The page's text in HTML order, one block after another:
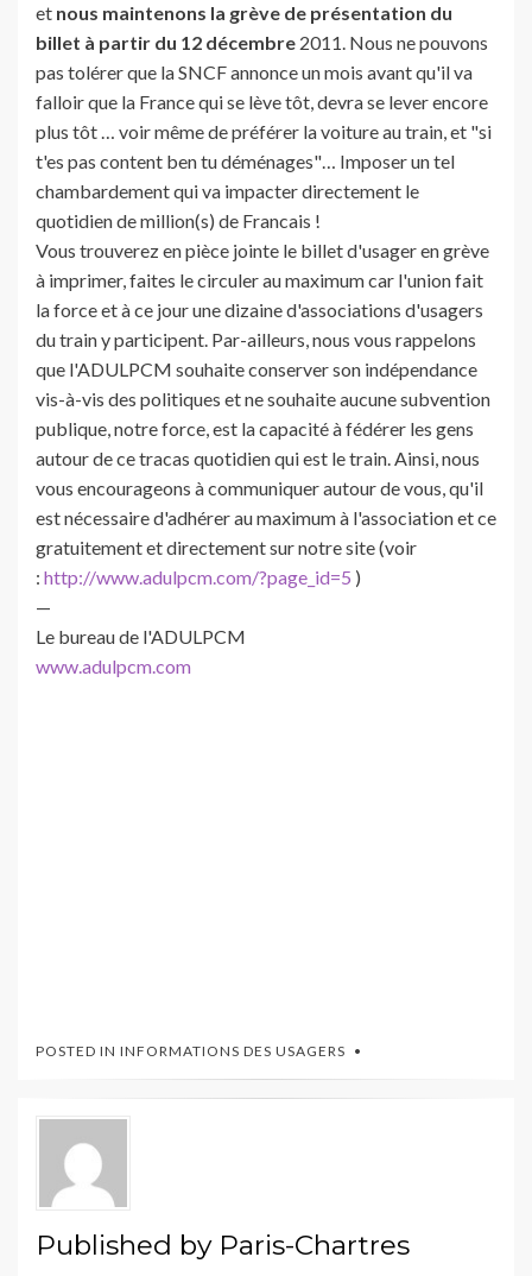
et nous maintenons la grève de présentation du
billet à partir du 12 décembre 2011. Nous ne pouvons
pas tolérer que la SNCF annonce un mois avant qu'il va
falloir que la France qui se lève tôt, devra se lever encore
plus tôt … voir même de préférer la voiture au train, et "si
t'es pas content ben tu déménages"… Imposer un tel
chambardement qui va impacter directement le
quotidien de million(s) de Francais !
Vous trouverez en pièce jointe le billet d'usager en grève
à imprimer, faites le circuler au maximum car l'union fait
la force et à ce jour une dizaine d'associations d'usagers
du train y participent. Par-ailleurs, nous vous rappelons
que l'ADULPCM souhaite conserver son indépendance
vis-à-vis des politiques et ne souhaite aucune subvention
publique, notre force, est la capacité à fédérer les gens
autour de ce tracas quotidien qui est le train. Ainsi, nous
vous encourageons à communiquer autour de vous, qu'il
est nécessaire d'adhérer au maximum à l'association et ce
gratuitement et directement sur notre site (voir
: http://www.adulpcm.com/?page_id=5 )
—
Le bureau de l'ADULPCM
www.adulpcm.com
POSTED IN INFORMATIONS DES USAGERS
Published by Paris-Chartres